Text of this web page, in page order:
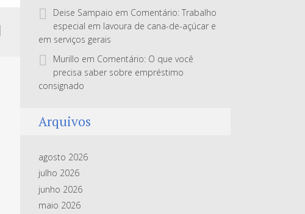
Deise Sampaio em Comentário: Trabalho
especial em lavoura de cana-de-açúcar e
em serviços gerais
Murillo em Comentário: O que você
precisa saber sobre empréstimo
consignado
Arquivos
agosto 2026
julho 2026
junho 2026
maio 2026